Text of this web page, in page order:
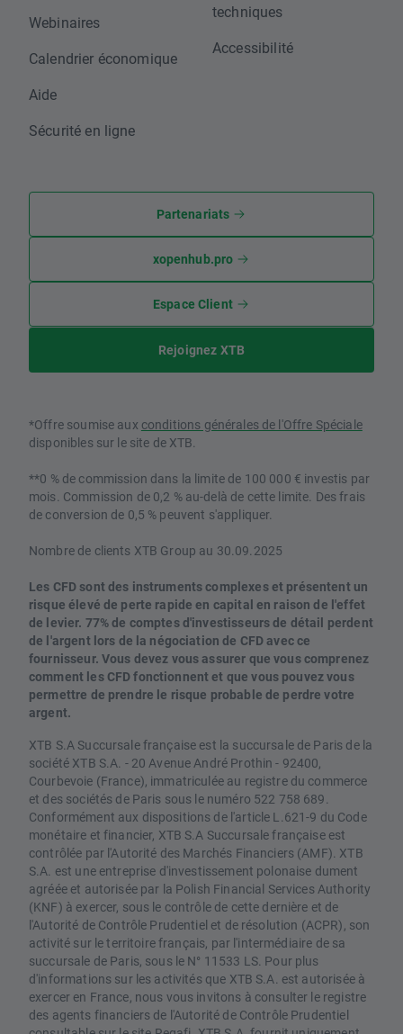
Webinaires
Calendrier économique
Aide
Sécurité en ligne
techniques
Accessibilité
Partenariats
xopenhub.pro
Espace Client
Rejoignez XTB
*Offre soumise aux conditions générales de l'Offre Spéciale
disponibles sur le site de XTB.
**0 % de commission dans la limite de 100 000 € investis par
mois. Commission de 0,2 % au-delà de cette limite. Des frais
de conversion de 0,5 % peuvent s'appliquer.
Nombre de clients XTB Group au 30.09.2025
Les CFD sont des instruments complexes et présentent un
risque élevé de perte rapide en capital en raison de l'effet
de levier. 77% de comptes d'investisseurs de détail perdent
de l'argent lors de la négociation de CFD avec ce
fournisseur. Vous devez vous assurer que vous comprenez
comment les CFD fonctionnent et que vous pouvez vous
permettre de prendre le risque probable de perdre votre
argent.
XTB S.A Succursale française est la succursale de Paris de la
société XTB S.A. - 20 Avenue André Prothin - 92400,
Courbevoie (France), immatriculée au registre du commerce
et des sociétés de Paris sous le numéro 522 758 689.
Conformément aux dispositions de l'article L.621-9 du Code
monétaire et financier, XTB S.A Succursale française est
contrôlée par l'Autorité des Marchés Financiers (AMF). XTB
S.A. est une entreprise d'investissement polonaise dument
agréée et autorisée par la Polish Financial Services Authority
(KNF) à exercer, sous le contrôle de cette dernière et de
l'Autorité de Contrôle Prudentiel et de résolution (ACPR), son
activité sur le territoire français, par l'intermédiaire de sa
succursale de Paris, sous le N° 11533 LS. Pour plus
d'informations sur les activités que XTB S.A. est autorisée à
exercer en France, nous vous invitons à consulter le registre
des agents financiers de l'Autorité de Contrôle Prudentiel